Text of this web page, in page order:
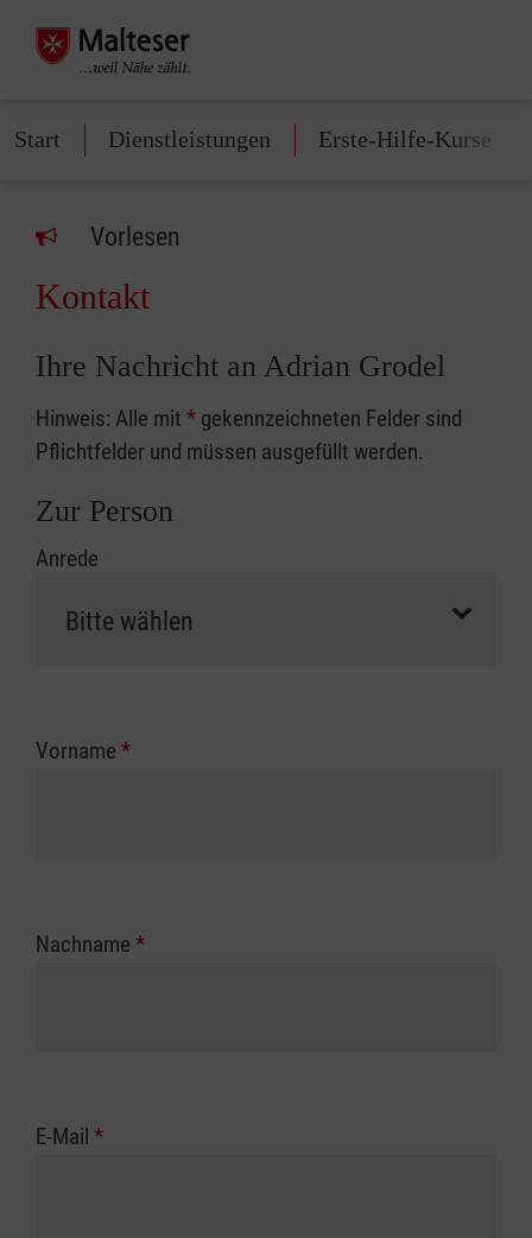
Start Dienstleistungen Erste-Hilfe-Kurse
Vorlesen
Kontakt
Ihre Nachricht an Adrian Grodel
Hinweis: Alle mit * gekennzeichneten Felder sind
Pflichtfelder und müssen ausgefüllt werden.
Zur Person
Anrede
Vorname *
Nachname *
E-Mail *